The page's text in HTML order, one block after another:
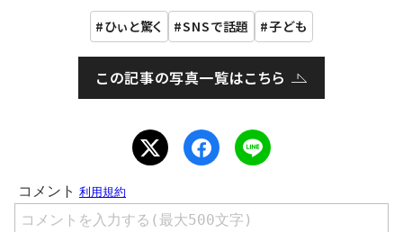
ひぃと驚く SNSで話題 子ども
この記事の写真一覧はこちら